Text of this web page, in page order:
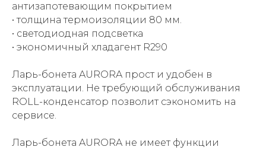
антизапотевающим покрытием
• толщина термоизоляции 80 мм.
• светодиодная подсветка
• экономичный хладагент R290
Ларь-бонета AURORA прост и удобен в
эксплуатации. Не требующий обслуживания
ROLL-конденсатор позволит сэкономить на
сервисе.
Ларь-бонета AURORA не имеет функции